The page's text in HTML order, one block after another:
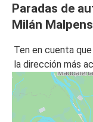
Paradas de
Milán
Ten en cuenta
la dirección más